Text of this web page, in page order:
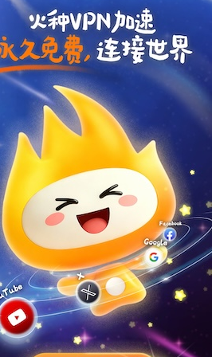
支持 [0] 反对[0]
支持[0] 反对
支持[0] 反对[0]
旋风加速器
软件中心 雷霆加速 狂飙加速器